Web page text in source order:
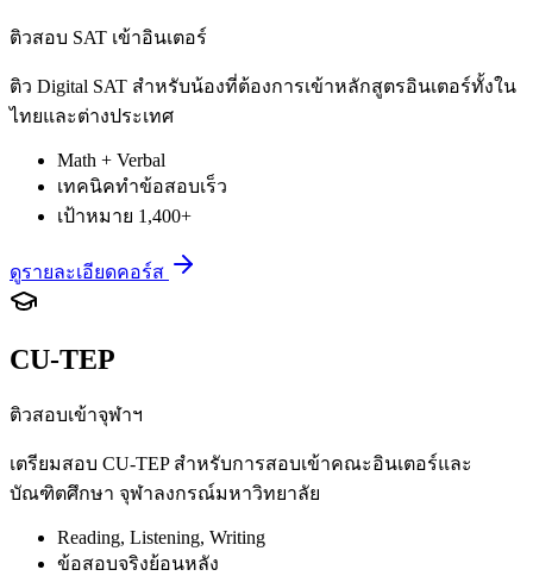
ติวสอบ SAT เข้าอินเตอร์
ติว Digital SAT สำหรับน้องที่ต้องการเข้าหลักสูตรอินเตอร์ทั้งใน
ไทยและต่างประเทศ
Math + Verbal
เทคนิคทำข้อสอบเร็ว
เป้าหมาย 1,400+
ดูรายละเอียดคอร์ส
CU-TEP
ติวสอบเข้าจุฬาฯ
เตรียมสอบ CU-TEP สำหรับการสอบเข้าคณะอินเตอร์และ
บัณฑิตศึกษา จุฬาลงกรณ์มหาวิทยาลัย
Reading, Listening, Writing
ข้อสอบจริงย้อนหลัง